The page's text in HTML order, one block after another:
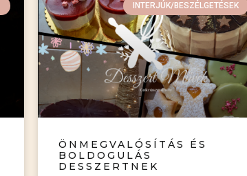
INTERJÚK/BESZÉLGETÉSEK
ÖNMEGVALÓSÍTÁS ÉS
BOLDOGULÁS
DESSZERTNEK